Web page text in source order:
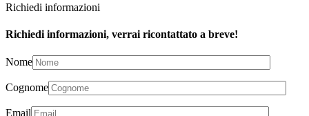
Richiedi informazioni
Richiedi informazioni, verrai ricontattato a breve!
Nome
Cognome
Email